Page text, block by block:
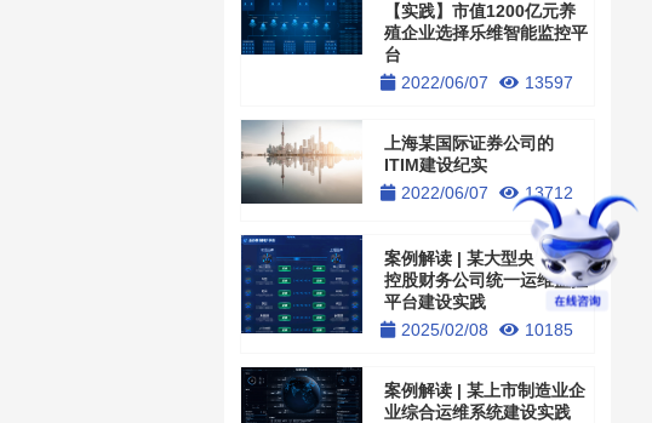
【实践】市值1200亿元养
殖企业选择乐维智能监控平
台
2022/06/07
13597
上海某国际证券公司的
ITIM建设纪实
2022/06/07
13712
案例解读 | 某大型央企旗下
控股财务公司统一运维监控
平台建设实践
2025/02/08
10185
案例解读 | 某上市制造业企
业综合运维系统建设实践